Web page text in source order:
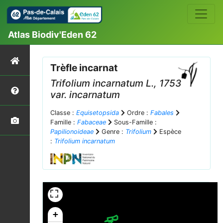
Atlas Biodiv'Eden 62
Trèfle incarnat
Trifolium incarnatum L., 1753
var. incarnatum
Classe : Equisetopsida Ordre : Fabales
Famille : Fabaceae
Sous-Famille :
Papilionoideae
Genre : Trifolium
Espèce
: Trifolium incarnatum
+